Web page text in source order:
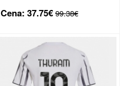
Cena: 37.75€ 99.38€